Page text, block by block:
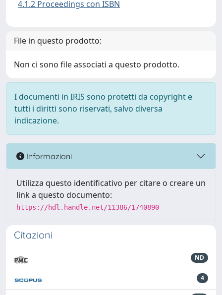
4.1.2 Proceedings con ISBN
File in questo prodotto:
Non ci sono file associati a questo prodotto.
I documenti in IRIS sono protetti da copyright e
tutti i diritti sono riservati, salvo diversa
indicazione.
Informazioni
Utilizza questo identificativo per citare o creare un
link a questo documento:
https://hdl.handle.net/11386/1740890
Citazioni
ND
4